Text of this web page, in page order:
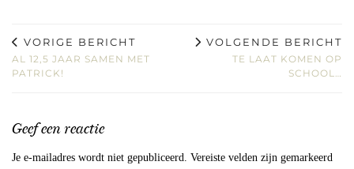
VORIGE BERICHT
AL 12,5 JAAR SAMEN MET
PATRICK!
VOLGENDE BERICHT
TE LAAT KOMEN OP
SCHOOL…
Geef een reactie
Je e-mailadres wordt niet gepubliceerd. Vereiste velden zijn gemarkeerd